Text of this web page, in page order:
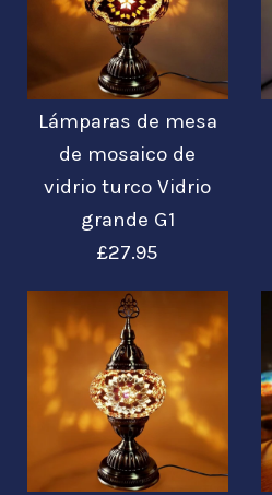
Lámparas de mesa
de mosaico de
vidrio turco Vidrio
grande G1
£27.95
Imágenes /1
Imágenes /1